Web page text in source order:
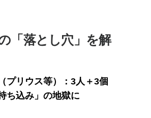
「落とし穴」を解
プリウス等）：3人＋3個
ち込み」の地獄に